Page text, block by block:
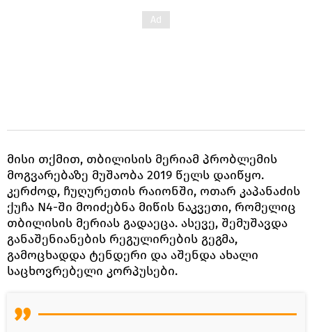
მისი თქმით, თბილისის მერიამ პრობლემის
მოგვარებაზე მუშაობა 2019 წელს დაიწყო.
კერძოდ, ჩუღურეთის რაიონში, ოთარ კაპანაძის
ქუჩა N4-ში მოიძებნა მიწის ნაკვეთი, რომელიც
თბილისის მერიას გადაეცა. ასევე, შემუშავდა
განაშენიანების რეგულირების გეგმა,
გამოცხადდა ტენდერი და აშენდა ახალი
საცხოვრებელი კორპუსები.